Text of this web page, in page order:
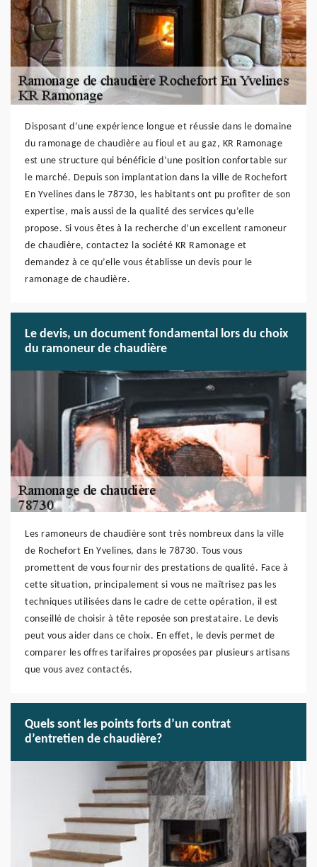
Disposant d’une expérience longue et réussie dans le domaine
du ramonage de chaudière au fioul et au gaz, KR Ramonage
est une structure qui bénéficie d’une position confortable sur
le marché. Depuis son implantation dans la ville de Rochefort
En Yvelines dans le 78730, les habitants ont pu profiter de son
expertise, mais aussi de la qualité des services qu’elle
propose. Si vous êtes à la recherche d’un excellent ramoneur
de chaudière, contactez la société KR Ramonage et
demandez à ce qu’elle vous établisse un devis pour le
ramonage de chaudière.
Le devis, un document fondamental lors du choix
du ramoneur de chaudière
Les ramoneurs de chaudière sont très nombreux dans la ville
de Rochefort En Yvelines, dans le 78730. Tous vous
promettent de vous fournir des prestations de qualité. Face à
cette situation, principalement si vous ne maîtrisez pas les
techniques utilisées dans le cadre de cette opération, il est
conseillé de choisir à tête reposée son prestataire. Le devis
peut vous aider dans ce choix. En effet, le devis permet de
comparer les offres tarifaires proposées par plusieurs artisans
que vous avez contactés.
Quels sont les points forts d’un contrat
d’entretien de chaudière?